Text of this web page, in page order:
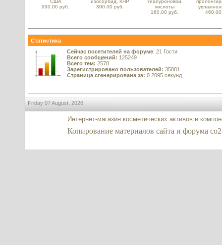
США
990.00 руб.
изосорбид, КНР
390.00 руб.
гиалуроновой
кислоты
160.00 руб.
Статистика
Сейчас посетителей на форуме: 21 Гости
Всего сообщений: 125249
Всего тем: 2578
Зарегистрировано пользователей: 35881
Страница сгенерирована за: 0.2095 секунд
Friday 07 August, 2026
Интернет-магазин косметических активов и
Копирование материалов сайта и форума